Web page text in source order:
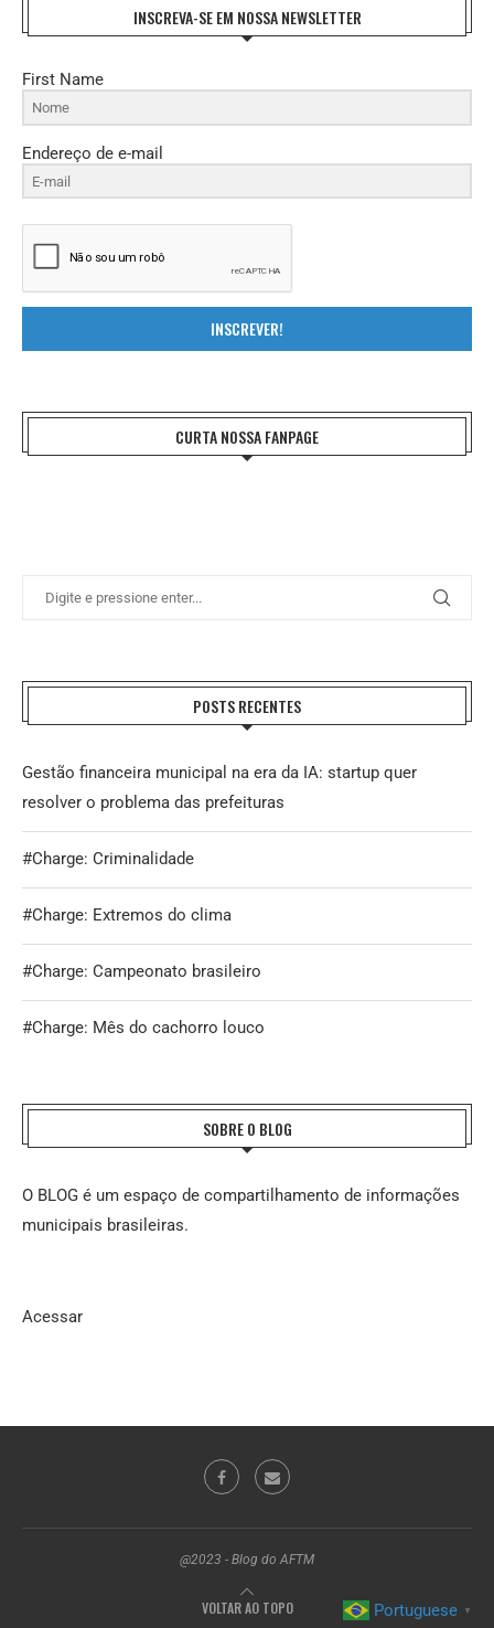
INSCREVA-SE EM NOSSA NEWSLETTER
First Name
Endereço de e-mail
INSCREVER!
CURTA NOSSA FANPAGE
POSTS RECENTES
Gestão financeira municipal na era da IA: startup quer
resolver o problema das prefeituras
#Charge: Criminalidade
#Charge: Extremos do clima
#Charge: Campeonato brasileiro
#Charge: Mês do cachorro louco
SOBRE O BLOG
O BLOG é um espaço de compartilhamento de informações
municipais brasileiras.
Acessar
@2023 - Blog do AFTM
VOLTAR AO TOPO Portuguese ▼